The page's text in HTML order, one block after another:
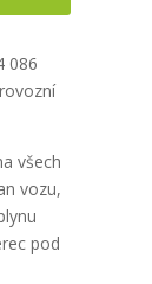
086
všech
vozu,
pod